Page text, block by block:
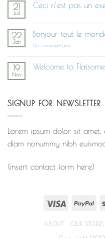
Build
Studio
21
Juil
Ceci n’est pas un
Ceci
pas
Allez,
22
Jan
Bonjour tout le
Un commentairesur
le
monde !
19
Nov
Welcome to Flatsome
to
SIGNUP FOR NEWSLETTER
Lorem ipsum dolor sit
diam nonummy nibh
(insert contact form here)
Visa
ABOUT OUR STORES